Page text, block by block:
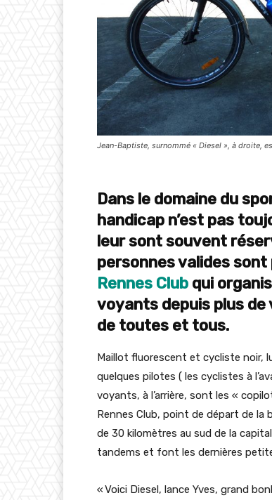
Jean-Baptiste, surnommé « Diesel », à droite,
Dans le domaine du
handicap n’est pas
leur sont souvent
personnes valides
Rennes Club qui
voyants depuis plus
de toutes et tous.
Maillot fluorescent et cycliste noir,
quelques pilotes ( les cyclistes à
voyants, à l’arrière, sont les «
Rennes Club, point de départ de la
de 30 kilomètres au sud de la
tandems et font les dernières
« Voici Diesel, lance Yves, grand